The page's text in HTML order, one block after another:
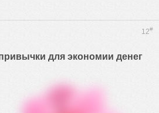
12#
для экономии денег